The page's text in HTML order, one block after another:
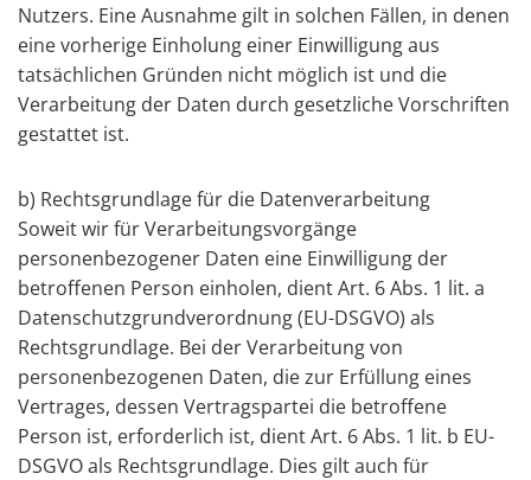
Nutzers. Eine Ausnahme gilt in solchen Fällen, in denen
eine vorherige Einholung einer Einwilligung aus
tatsächlichen Gründen nicht möglich ist und die
Verarbeitung der Daten durch gesetzliche Vorschriften
gestattet ist.
b) Rechtsgrundlage für die Datenverarbeitung
Soweit wir für Verarbeitungsvorgänge
personenbezogener Daten eine Einwilligung der
betroffenen Person einholen, dient Art. 6 Abs. 1 lit. a
Datenschutzgrundverordnung (EU-DSGVO) als
Rechtsgrundlage. Bei der Verarbeitung von
personenbezogenen Daten, die zur Erfüllung eines
Vertrages, dessen Vertragspartei die betroffene
Person ist, erforderlich ist, dient Art. 6 Abs. 1 lit. b EU-
DSGVO als Rechtsgrundlage. Dies gilt auch für